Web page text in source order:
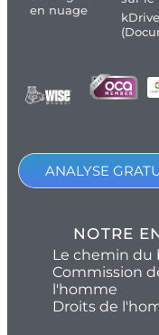
en nuage
kDrive
ANALYSE
NOTRE
Le chemin du
Commission
l'homme
Droits de